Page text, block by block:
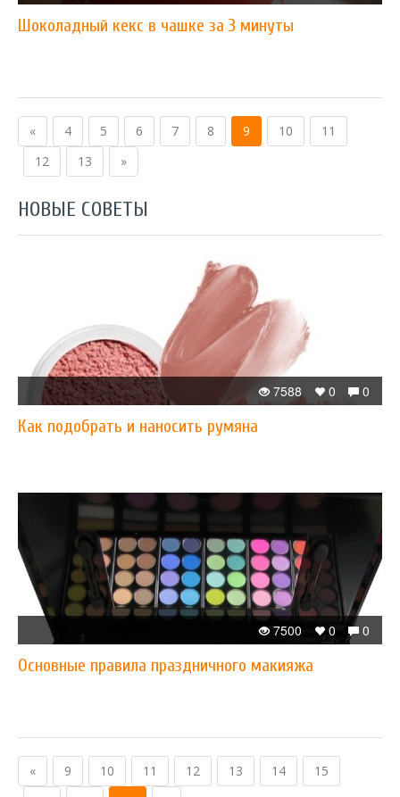
Шоколадный кекс в чашке за 3 минуты
« 4 5 6 7 8 9 10
11
12
13 »
НОВЫЕ СОВЕТЫ
0
0
7588
Как подобрать и наносить румяна
0
0
7500
Основные правила праздничного макияжа
« 9 10 11 12 13 14
15